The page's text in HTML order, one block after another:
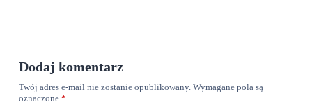
Dodaj komentarz
Twój adres e-mail nie zostanie opublikowany. Wymagane pola są
oznaczone *